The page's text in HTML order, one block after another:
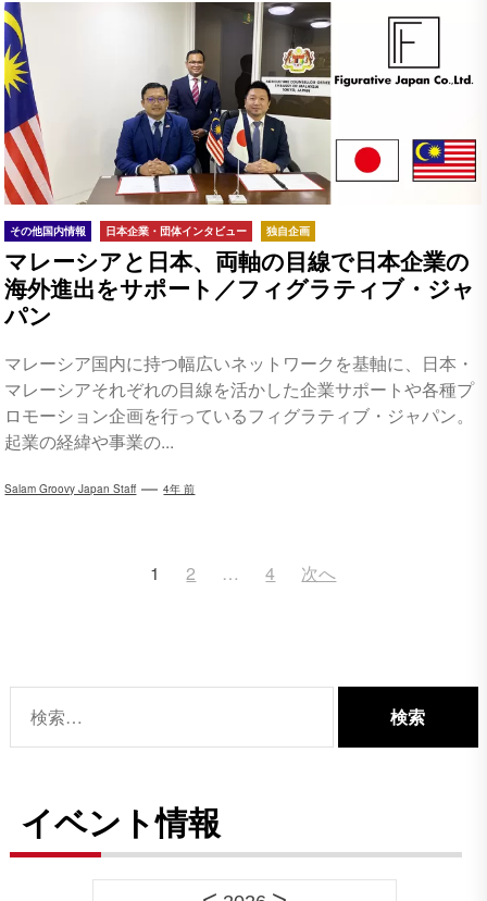
その他国内情報 日本企業・団体インタビュー 独自企画
マレーシアと日本、両軸の目線で日本企業の
海外進出をサポート／フィグラティブ・ジャ
パン
マレーシア国内に持つ幅広いネットワークを基軸に、日本・
マレーシアそれぞれの目線を活かした企業サポートや各種プ
ロモーション企画を行っているフィグラティブ・ジャパン。
起業の経緯や事業の...
Salam Groovy Japan Staff 4年 前
ゲ
シ
ン
1 2 … 4 次へ
索:
イベント情報